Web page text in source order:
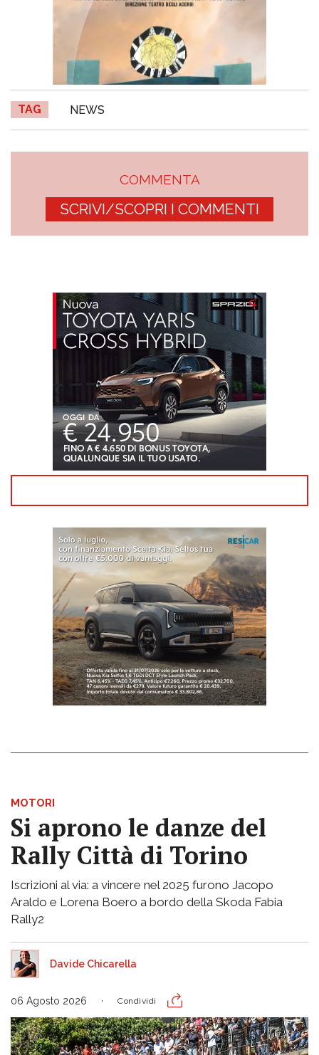
TAG NEWS
COMMENTA
SCRIVI/SCOPRI I COMMENTI
MOTORI
Si aprono le danze del
Rally Città di Torino
Iscrizioni al via: a vincere nel 2025 furono Jacopo
Araldo e Lorena Boero a bordo della Skoda Fabia
Rally2
Davide Chicarella
06 Agosto 2026 Condividi